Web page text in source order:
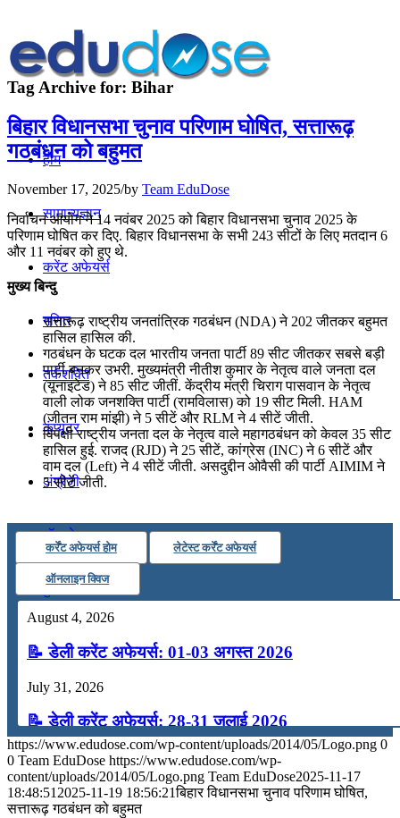
होम
सामान्यज्ञान
करेंट अफेयर्स
गणित
तर्कशक्ति
कंप्यूटर
अंग्रेजी
मॉक टेस्ट
टुडेज जीके
Menu Menu
Tag Archive for: Bihar
बिहार विधानसभा चुनाव परिणाम घोषित, सत्तारूढ़
गठबंधन को बहुमत
November 17, 2025/by Team EduDose
निर्वाचन आयोग ने 14 नवंबर 2025 को बिहार विधानसभा चुनाव 2025 के
परिणाम घोषित कर दिए. बिहार विधानसभा के सभी 243 सीटों के लिए मतदान 6
और 11 नवंबर को हुए थे.
मुख्य बिन्दु
सत्तारूढ़ राष्ट्रीय जनतांत्रिक गठबंधन (NDA) ने 202 जीतकर बहुमत
हासिल हासिल की.
गठबंधन के घटक दल भारतीय जनता पार्टी 89 सीट जीतकर सबसे बड़ी
पार्टी बनकर उभरी. मुख्यमंत्री नीतीश कुमार के नेतृत्व वाले जनता दल
(यूनाइटेड) ने 85 सीट जीतीं. केंद्रीय मंत्री चिराग पासवान के नेतृत्व
वाली लोक जनशक्ति पार्टी (रामविलास) को 19 सीट मिली. HAM
(जीतन राम मांझी) ने 5 सीटें और RLM ने 4 सीटें जीती.
विपक्षी राष्ट्रीय जनता दल के नेतृत्व वाले महागठबंधन को केवल 35 सीट
हासिल हुई. राजद (RJD) ने 25 सीटें, कांग्रेस (INC) ने 6 सीटें और
वाम दल (Left) ने 4 सीटें जीती. असदुद्दीन ओवैसी की पार्टी AIMIM ने
5 सीटें जीती.
कर्रेंट अफेयर्स होम लेटेस्ट कर्रेंट अफेयर्स
ऑनलाइन क्विज
August 4, 2026
📝 डेली करेंट अफेयर्स: 01-03 अगस्त 2026
July 31, 2026
📝 डेली करेंट अफेयर्स: 28-31 जुलाई 2026
July 28, 2026
📝 डेली करेंट अफेयर्स: 25-27 जुलाई 2026
https://www.edudose.com/wp-content/uploads/2014/05/Logo.png 0
0 Team EduDose https://www.edudose.com/wp-
content/uploads/2014/05/Logo.png Team EduDose2025-11-17
18:48:51 2025-11-19 18:56:21बिहार विधानसभा चुनाव परिणाम घोषित,
सत्तारूढ़ गठबंधन को बहुमत